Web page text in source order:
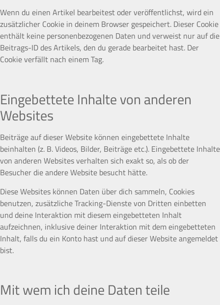
Wenn du einen Artikel bearbeitest oder veröffentlichst, wird ein
zusätzlicher Cookie in deinem Browser gespeichert. Dieser Cookie
enthält keine personenbezogenen Daten und verweist nur auf die
Beitrags-ID des Artikels, den du gerade bearbeitet hast. Der
Cookie verfällt nach einem Tag.
Eingebettete Inhalte von anderen
Websites
Beiträge auf dieser Website können eingebettete Inhalte
beinhalten (z. B. Videos, Bilder, Beiträge etc.). Eingebettete Inhalte
von anderen Websites verhalten sich exakt so, als ob der
Besucher die andere Website besucht hätte.
Diese Websites können Daten über dich sammeln, Cookies
benutzen, zusätzliche Tracking-Dienste von Dritten einbetten
und deine Interaktion mit diesem eingebetteten Inhalt
aufzeichnen, inklusive deiner Interaktion mit dem eingebetteten
Inhalt, falls du ein Konto hast und auf dieser Website angemeldet
bist.
Mit wem ich deine Daten teile